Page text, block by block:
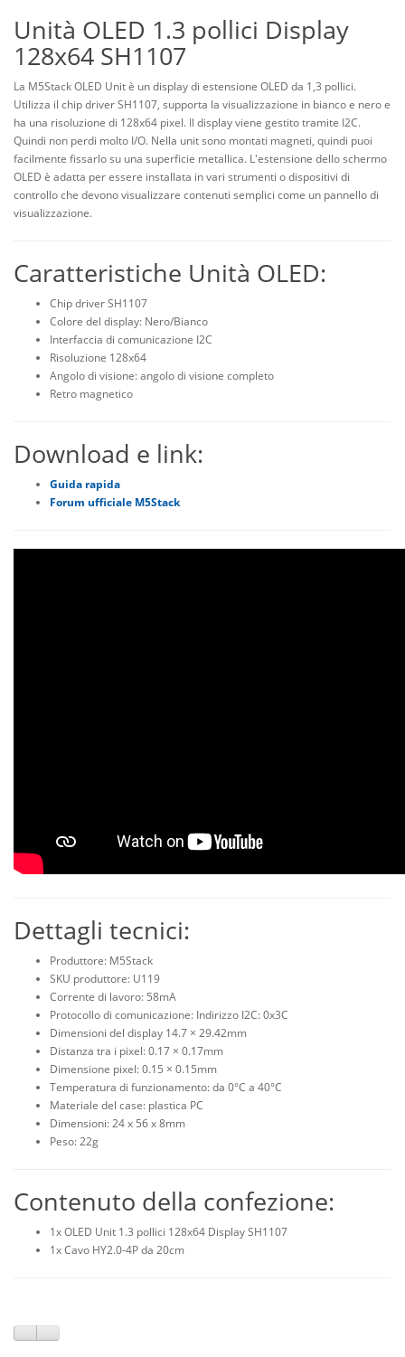
Unità OLED 1.3 pollici Display
128x64 SH1107
La M5Stack OLED Unit è un display di estensione OLED da 1,3 pollici.
Utilizza il chip driver SH1107, supporta la visualizzazione in bianco e nero e
ha una risoluzione di 128x64 pixel. Il display viene gestito tramite I2C.
Quindi non perdi molto I/O. Nella unit sono montati magneti, quindi puoi
facilmente fissarlo su una superficie metallica. L'estensione dello schermo
OLED è adatta per essere installata in vari strumenti o dispositivi di
controllo che devono visualizzare contenuti semplici come un pannello di
visualizzazione.
Caratteristiche Unità OLED:
Chip driver SH1107
Colore del display: Nero/Bianco
Interfaccia di comunicazione I2C
Risoluzione 128x64
Angolo di visione: angolo di visione completo
Retro magnetico
Download e link:
Guida rapida
Forum ufficiale M5Stack
Dettagli tecnici:
Produttore: M5Stack
SKU produttore: U119
Corrente di lavoro: 58mA
Protocollo di comunicazione: Indirizzo I2C: 0x3C
Dimensioni del display 14.7 × 29.42mm
Distanza tra i pixel: 0.17 × 0.17mm
Dimensione pixel: 0.15 × 0.15mm
Temperatura di funzionamento: da 0°C a 40°C
Materiale del case: plastica PC
Dimensioni: 24 x 56 x 8mm
Peso: 22g
Contenuto della confezione:
1x OLED Unit 1.3 pollici 128x64 Display SH1107
1x Cavo HY2.0-4P da 20cm